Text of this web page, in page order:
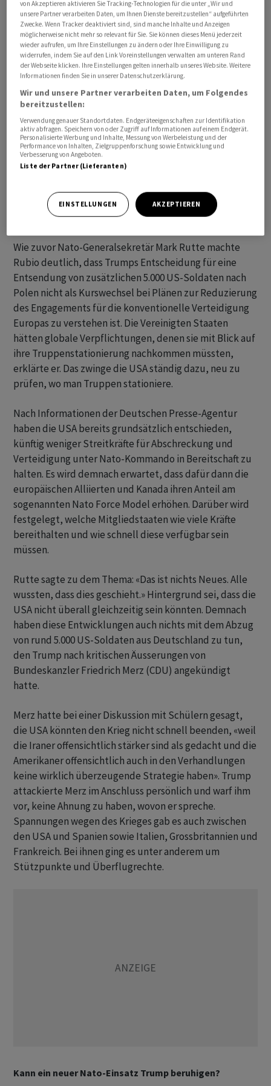
Rubio.
USA wollen weniger für Verteidigung Europas tun
Wie zuvor Nato-Generalsekretär Mark Rutte machte
Rubio deutlich, dass Trumps Entscheidung für eine
Entsendung von zusätzlichen 5.000 US-Soldaten nach
Polen nicht als Kurswechsel bei Plänen zur Reduzierung
des Engagements für die konventionelle Verteidigung
Europas zu verstehen ist. Die Vereinigten Staaten
hätten globale Verpflichtungen, denen sie mit Blick auf
ihre Truppenstationierung nachkommen müssten,
erklärte er. Das zwinge die USA ständig dazu, neu zu
prüfen, wo man Truppen stationiere.
Nach Informationen der Deutschen Presse-Agentur
haben die USA bereits grundsätzlich entschieden,
künftig weniger Streitkräfte für Abschreckung und
Verteidigung unter Nato-Kommando in Bereitschaft zu
halten. Es wird demnach erwartet, dass dafür dann die
europäischen Alliierten und Kanada ihren Anteil am
sogenannten Nato Force Model erhöhen. Darüber wird
festgelegt, welche Mitgliedstaaten wie viele Kräfte
bereithalten und wie schnell diese verfügbar sein
müssen.
Rutte sagte zu dem Thema: «Das ist nichts Neues. Alle
wussten, dass dies geschieht.» Hintergrund sei, dass die
USA nicht überall gleichzeitig sein könnten. Demnach
haben diese Entwicklungen auch nichts mit dem Abzug
von rund 5.000 US-Soldaten aus Deutschland zu tun,
den Trump nach kritischen Äusserungen von
Bundeskanzler Friedrich Merz (CDU) angekündigt
hatte.
Merz hatte bei einer Diskussion mit Schülern gesagt,
die USA könnten den Krieg nicht schnell beenden, «weil
die Iraner offensichtlich stärker sind als gedacht und die
Amerikaner offensichtlich auch in den Verhandlungen
keine wirklich überzeugende Strategie haben». Trump
attackierte Merz im Anschluss persönlich und warf ihm
vor, keine Ahnung zu haben, wovon er spreche.
Spannungen wegen des Krieges gab es auch zwischen
den USA und Spanien sowie Italien, Grossbritannien und
Frankreich. Bei ihnen ging es unter anderem um
Stützpunkte und Überflugrechte.
Kann ein neuer Nato-Einsatz Trump beruhigen?
von Akzeptieren aktivieren Sie Tracking-Technologien für die unter „Wir und
unsere Partner verarbeiten Daten, um Ihnen Dienste bereitzustellen“ aufgeführten
Zwecke. Wenn Tracker deaktiviert sind, sind manche Inhalte und Anzeigen
möglicherweise nicht mehr so relevant für Sie. Sie können dieses Menü jederzeit
wieder aufrufen, um Ihre Einstellungen zu ändern oder Ihre Einwilligung zu
widerrufen, indem Sie auf den Link Voreinstellungen verwalten am unteren Rand
der Webseite klicken. Ihre Einstellungen gelten innerhalb unseres Website. Weitere
Informationen finden Sie in unserer Datenschutzerklärung.
Wir und unsere Partner verarbeiten Daten, um Folgendes
bereitzustellen:
Verwendung genauer Standortdaten. Endgeräteeigenschaften zur Identifikation
aktiv abfragen. Speichern von oder Zugriff auf Informationen auf einem Endgerät.
Personalisierte Werbung und Inhalte, Messung von Werbeleistung und der
Performance von Inhalten, Zielgruppenforschung sowie Entwicklung und
Verbesserung von Angeboten.
Liste der Partner (Lieferanten)
EINSTELLUNGEN AKZEPTIEREN